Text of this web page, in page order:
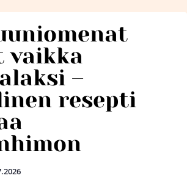
vaikka
–
resepti